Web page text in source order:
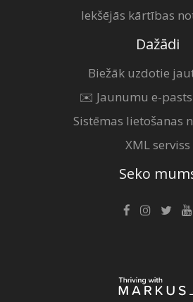
Iekšējās kārtības
Dažādi
Biežāk uzdotie
✉️ Jaunumu e-pasts
Sistēmas lietošanas
XML serviss
Seko